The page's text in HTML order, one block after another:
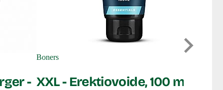
-
Boners
XXL - Erektiovoide, 100 ml